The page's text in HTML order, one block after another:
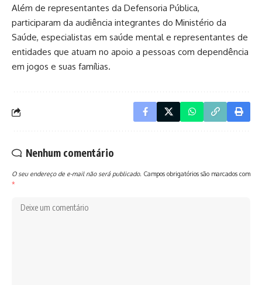
Além de representantes da Defensoria Pública,
participaram da audiência integrantes do Ministério da
Saúde, especialistas em saúde mental e representantes de
entidades que atuam no apoio a pessoas com dependência
em jogos e suas famílias.
Nenhum comentário
O seu endereço de e-mail não será publicado. Campos obrigatórios são marcados com
*